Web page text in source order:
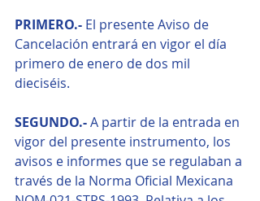
PRIMERO.- El presente Aviso de
Cancelación entrará en vigor el día
primero de enero de dos mil
dieciséis.
SEGUNDO.- A partir de la entrada en
vigor del presente instrumento, los
avisos e informes que se regulaban a
través de la Norma Oficial Mexicana